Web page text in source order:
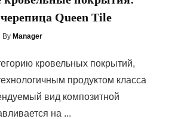
Queen Tile
By Manager
кровельных покрытий,
продуктом класса
вид композитной
на ...